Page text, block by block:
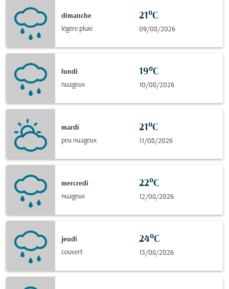
dimanche
légère pluie
21°C
09/08/2026
lundi
nuageux
19°C
10/08/2026
mardi
peu nuageux
21°C
11/08/2026
mercredi
nuageux
22°C
12/08/2026
jeudi
couvert
24°C
13/08/2026